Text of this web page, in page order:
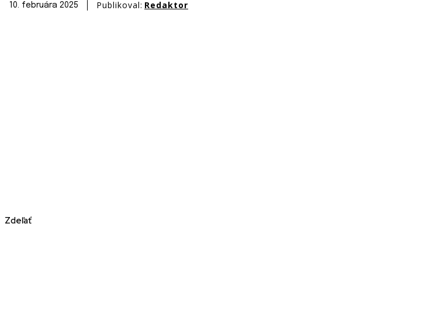
10. februára 2025 Publikoval: Redaktor
Zdeľať